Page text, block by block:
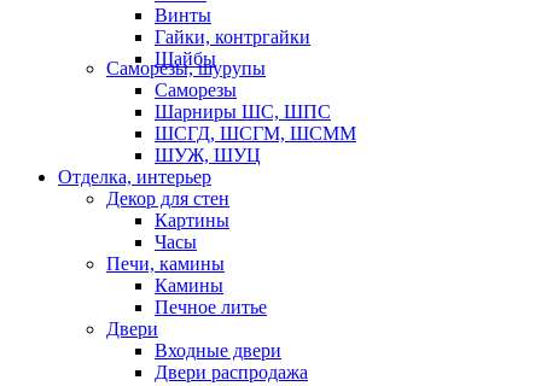
Винты
Гайки, контргайки
Шайбы
Саморезы, шурупы
Саморезы
Шарниры ШС, ШПС
ШСГД, ШСГМ, ШСММ
ШУЖ, ШУЦ
Отделка, интерьер
Декор для стен
Картины
Часы
Печи, камины
Камины
Печное литье
Двери
Входные двери
Двери распродажа